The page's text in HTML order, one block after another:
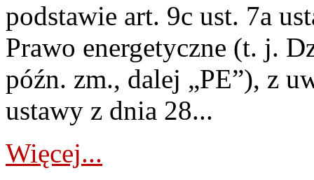
podstawie art. 9c ust. 7a
Prawo energetyczne (t. j.
późn. zm., dalej „PE”), z
ustawy z dnia 28...
Więcej...